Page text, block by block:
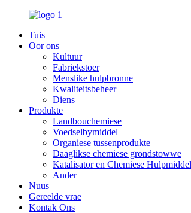
Tuis
Oor ons
Kultuur
Fabriekstoer
Menslike hulpbronne
Kwaliteitsbeheer
Diens
Produkte
Landbouchemiese
Voedselbymiddel
Organiese tussenprodukte
Daaglikse chemiese grondstowwe
Katalisator en Chemiese
Ander
Nuus
Gereelde vrae
Kontak Ons